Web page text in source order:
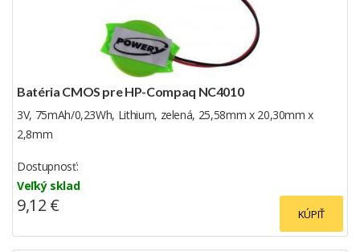
Batéria CMOS pre HP-Compaq NC4010
3V, 75mAh/0,23Wh, Lithium, zelená, 25,58mm x 20,30mm x
2,8mm
Dostupnosť:
Veľký sklad
KÚPIŤ
9,12 €